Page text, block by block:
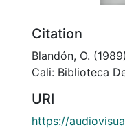
Citation
Blandón, O.
Cali: Biblioteca
URI
https://